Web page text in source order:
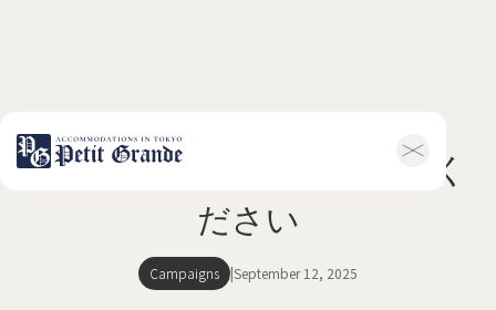
新着情報
お問い合わせ
空港送迎も簡単：おまかせく
ださい
Campaigns |September 12, 2025